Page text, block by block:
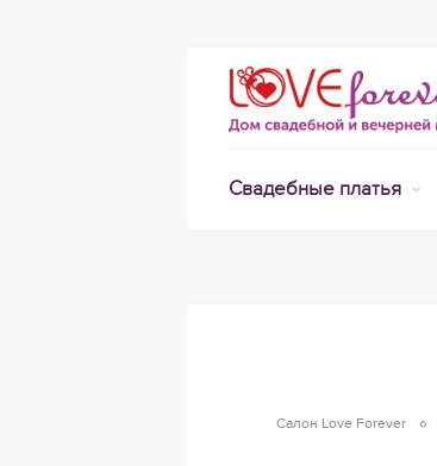
Свадебные платья
Салон Love Forever